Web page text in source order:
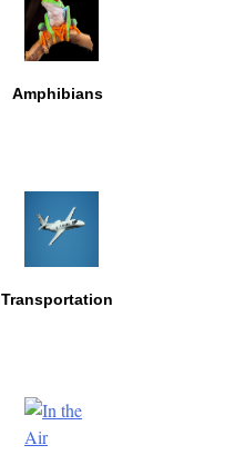
Amphibians
Transportation